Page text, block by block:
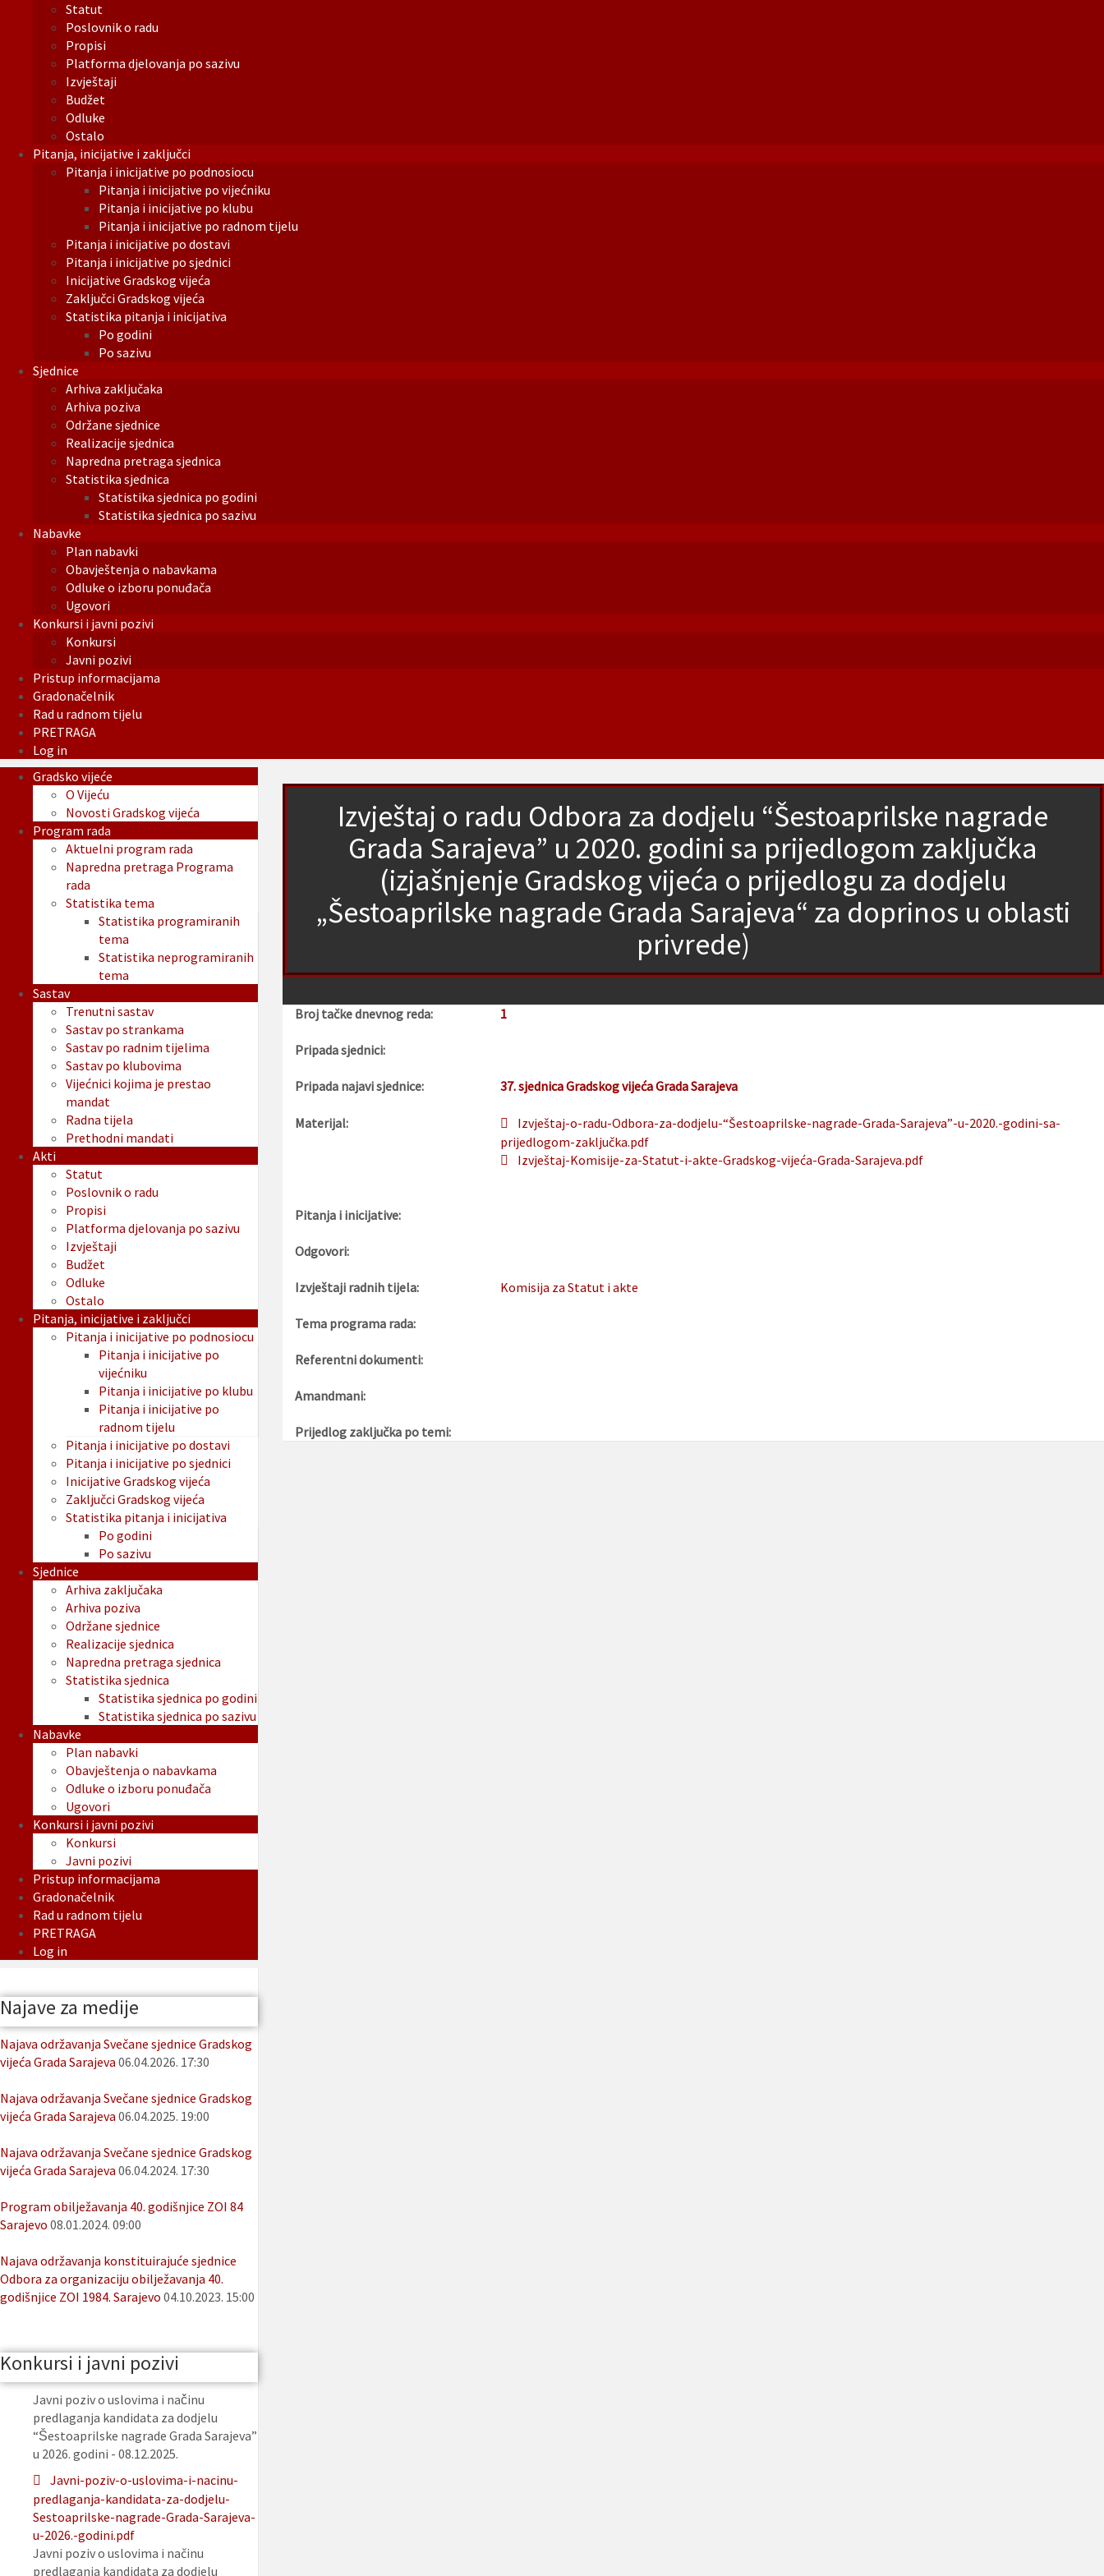
Statut
Poslovnik o radu
Propisi
Platforma djelovanja po sazivu
Izvještaji
Budžet
Odluke
Ostalo
Pitanja, inicijative i zaključci
Pitanja i inicijative po podnosiocu
Pitanja i inicijative po vijećniku
Pitanja i inicijative po klubu
Pitanja i inicijative po radnom tijelu
Pitanja i inicijative po dostavi
Pitanja i inicijative po sjednici
Inicijative Gradskog vijeća
Zaključci Gradskog vijeća
Statistika pitanja i inicijativa
Po godini
Po sazivu
Sjednice
Arhiva zaključaka
Arhiva poziva
Održane sjednice
Realizacije sjednica
Napredna pretraga sjednica
Statistika sjednica
Statistika sjednica po godini
Statistika sjednica po sazivu
Nabavke
Plan nabavki
Obavještenja o nabavkama
Odluke o izboru ponuđača
Ugovori
Konkursi i javni pozivi
Konkursi
Javni pozivi
Pristup informacijama
Gradonačelnik
Rad u radnom tijelu
PRETRAGA
Log in
Izvještaj o radu Odbora za dodjelu “Šestoaprilske nagrade
Grada Sarajeva” u 2020. godini sa prijedlogom zaključka
(izjašnjenje Gradskog vijeća o prijedlogu za dodjelu
„Šestoaprilske nagrade Grada Sarajeva“ za doprinos u oblasti
privrede)
Broj tačke dnevnog reda: 1
Pripada sjednici:
Pripada najavi sjednice: 37. sjednica Gradskog vijeća Grada Sarajeva
Materijal:
Izvještaj-o-radu-Odbora-za-dodjelu-“Šestoaprilske-nagrade-Grada-Sarajeva”-u-2020.-godini-sa-
prijedlogom-zaključka.pdf
Izvještaj-Komisije-za-Statut-i-akte-Gradskog-vijeća-Grada-Sarajeva.pdf
Pitanja i inicijative:
Odgovori:
Izvještaji radnih tijela: Komisija za Statut i akte
Tema programa rada:
Referentni dokumenti:
Amandmani:
Prijedlog zaključka po temi:
Gradsko vijeće
O Vijeću
Novosti Gradskog vijeća
Program rada
Aktuelni program rada
Napredna pretraga Programa
rada
Statistika tema
Statistika programiranih
tema
Statistika neprogramiranih
tema
Sastav
Trenutni sastav
Sastav po strankama
Sastav po radnim tijelima
Sastav po klubovima
Vijećnici kojima je prestao
mandat
Radna tijela
Prethodni mandati
Akti
Statut
Poslovnik o radu
Propisi
Platforma djelovanja po sazivu
Izvještaji
Budžet
Odluke
Ostalo
Pitanja, inicijative i zaključci
Pitanja i inicijative po podnosiocu
Pitanja i inicijative po
vijećniku
Pitanja i inicijative po klubu
Pitanja i inicijative po
radnom tijelu
Pitanja i inicijative po dostavi
Pitanja i inicijative po sjednici
Inicijative Gradskog vijeća
Zaključci Gradskog vijeća
Statistika pitanja i inicijativa
Po godini
Po sazivu
Sjednice
Arhiva zaključaka
Arhiva poziva
Održane sjednice
Realizacije sjednica
Napredna pretraga sjednica
Statistika sjednica
Statistika sjednica po godini
Statistika sjednica po sazivu
Nabavke
Plan nabavki
Obavještenja o nabavkama
Odluke o izboru ponuđača
Ugovori
Konkursi i javni pozivi
Konkursi
Javni pozivi
Pristup informacijama
Gradonačelnik
Rad u radnom tijelu
PRETRAGA
Log in
Najave za medije
Najava održavanja Svečane sjednice Gradskog
vijeća Grada Sarajeva 06.04.2026. 17:30
Najava održavanja Svečane sjednice Gradskog
vijeća Grada Sarajeva 06.04.2025. 19:00
Najava održavanja Svečane sjednice Gradskog
vijeća Grada Sarajeva 06.04.2024. 17:30
Program obilježavanja 40. godišnjice ZOI 84
Sarajevo 08.01.2024. 09:00
Najava održavanja konstituirajuće sjednice
Odbora za organizaciju obilježavanja 40.
godišnjice ZOI 1984. Sarajevo 04.10.2023. 15:00
Konkursi i javni pozivi
Javni poziv o uslovima i načinu
predlaganja kandidata za dodjelu
“Šestoaprilske nagrade Grada Sarajeva”
u 2026. godini - 08.12.2025.
Javni-poziv-o-uslovima-i-nacinu-
predlaganja-kandidata-za-dodjelu-
Sestoaprilske-nagrade-Grada-Sarajeva-
u-2026.-godini.pdf
Javni poziv o uslovima i načinu
predlaganja kandidata za dodjelu